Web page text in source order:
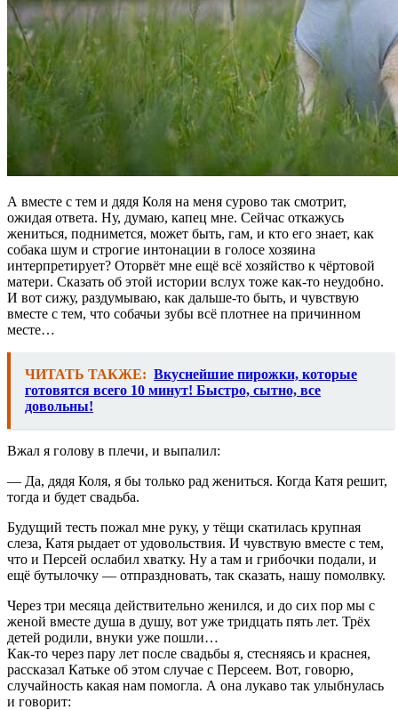
А вместе с тем и дядя Коля на меня сурово так смотрит,
ожидая ответа. Ну, думаю, капец мне. Сейчас откажусь
жениться, поднимется, может быть, гам, и кто его знает, как
собака шум и строгие интонации в голосе хозяина
интерпретирует? Оторвёт мне ещё всё хозяйство к чёртовой
матери. Сказать об этой истории вслух тоже как-то неудобно.
И вот сижу, раздумываю, как дальше-то быть, и чувствую
вместе с тем, что собачьи зубы всё плотнее на причинном
месте…
ЧИТАТЬ ТАКЖЕ: Вкуснейшие пирожки, которые
готовятся всего 10 минут! Быстро, сытно, все
довольны!
Вжал я голову в плечи, и выпалил:
— Да, дядя Коля, я бы только рад жениться. Когда Катя решит,
тогда и будет свадьба.
Будущий тесть пожал мне руку, у тёщи скатилась крупная
слеза, Катя рыдает от удовольствия. И чувствую вместе с тем,
что и Персей ослабил хватку. Ну а там и грибочки подали, и
ещё бутылочку — отпраздновать, так сказать, нашу помолвку.
Через три месяца действительно женился, и до сих пор мы с
женой вместе душа в душу, вот уже тридцать пять лет. Трёх
детей родили, внуки уже пошли…
Как-то через пару лет после свадьбы я, стесняясь и краснея,
рассказал Катьке об этом случае с Персеем. Вот, говорю,
случайность какая нам помогла. А она лукаво так улыбнулась
и говорит: